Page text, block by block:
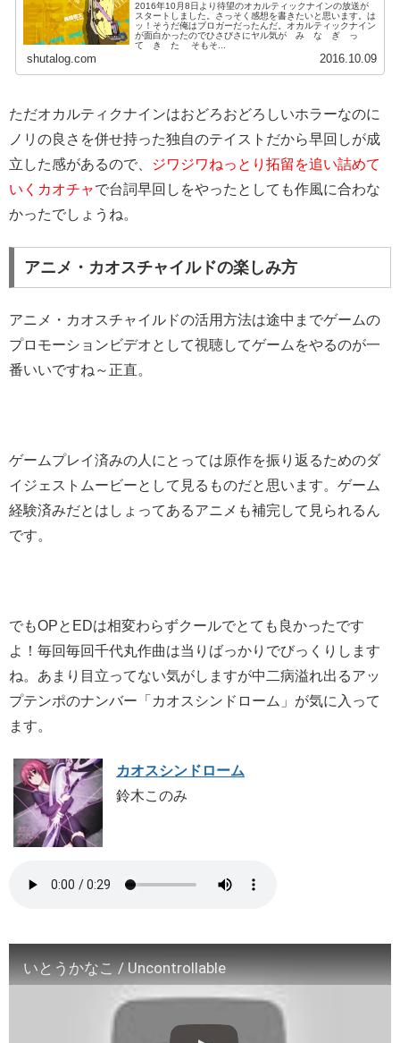
2016年10月8日より待望のオカルティックナインの放送が
スタートしました。さっそく感想を書きたいと思います。は
ッ！そうだ俺はブロガーだったんだ。オカルティックナイン
が面白かったのでひさびさにヤル気が み な ぎ っ
て き た そもそ...
shutalog.com 2016.10.09
ただオカルティクナインはおどろおどろしいホラーなのに
ノリの良さを併せ持った独自のテイストだから早回しが成
立した感があるので、
ジワジワねっとり拓留を追い詰めて
いくカオチャで台詞早回しをやったとしても作風に合わな
かったでしょうね。
アニメ・カオスチャイルドの楽しみ方
アニメ・カオスチャイルドの活用方法は途中までゲームの
プロモーションビデオとして視聴してゲームをやるのが一
番いいですね～正直。
ゲームプレイ済みの人にとっては原作を振り返るためのダ
イジェストムービーとして見るものだと思います。ゲーム
経験済みだとはしょってあるアニメも補完して見られるん
です。
でもOPとEDは相変わらずクールでとても良かったです
よ！毎回毎回千代丸作曲は当りばっかりでびっくりします
ね。あまり目立ってない気がしますが中二病溢れ出るアッ
プテンポのナンバー「カオスシンドローム」が気に入って
ます。
カオスシンドローム
鈴木このみ
いとうかなこ / Uncontrollable